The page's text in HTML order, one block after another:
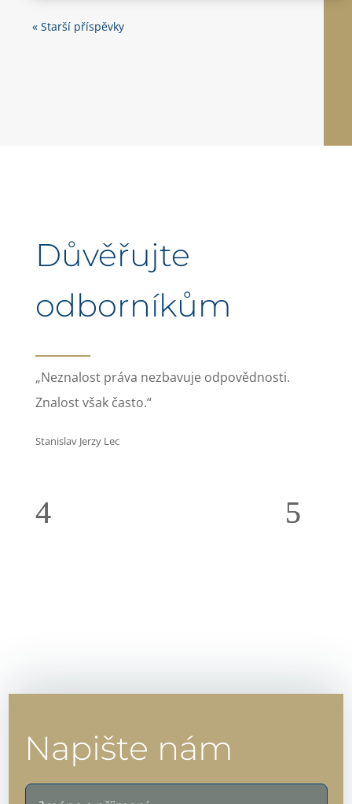
« Starší příspěvky
Důvěřujte
odborníkům
„Neznalost práva nezbavuje odpovědnosti.
Znalost však často.“
Stanislav Jerzy Lec
Napište nám